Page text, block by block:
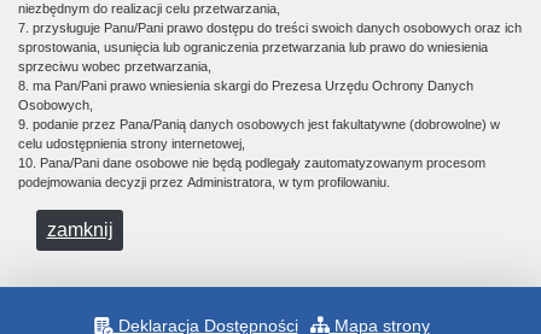
niezbędnym do realizacji celu przetwarzania,
7. przysługuje Panu/Pani prawo dostępu do treści swoich danych osobowych oraz ich
sprostowania, usunięcia lub ograniczenia przetwarzania lub prawo do wniesienia
sprzeciwu wobec przetwarzania,
8. ma Pan/Pani prawo wniesienia skargi do Prezesa Urzędu Ochrony Danych
Osobowych,
9. podanie przez Pana/Panią danych osobowych jest fakultatywne (dobrowolne) w
celu udostępnienia strony internetowej,
10. Pana/Pani dane osobowe nie będą podlegały zautomatyzowanym procesom
podejmowania decyzji przez Administratora, w tym profilowaniu.
zamknij
Deklaracja Dostępności Mapa strony